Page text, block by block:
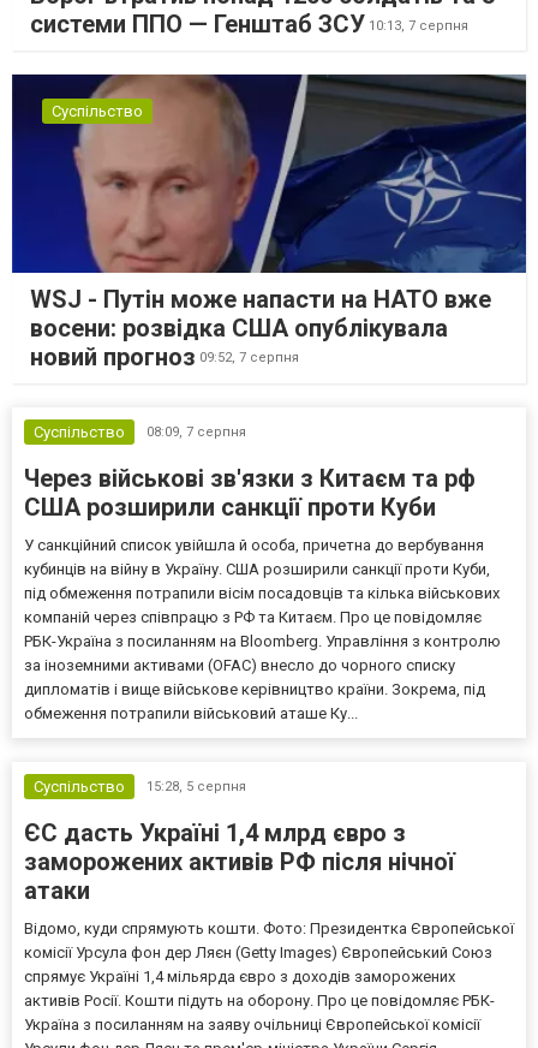
системи ППО — Генштаб ЗСУ 10:13, 7 серпня
Суспільство
WSJ - Путін може напасти на НАТО вже
восени: розвідка США опублікувала
новий прогноз 09:52, 7 серпня
Суспільство 08:09, 7 серпня
Через військові зв'язки з Китаєм та рф
США розширили санкції проти Куби
У санкційний список увійшла й особа, причетна до вербування
кубинців на війну в Україну. США розширили санкції проти Куби,
під обмеження потрапили вісім посадовців та кілька військових
компаній через співпрацю з РФ та Китаєм. Про це повідомляє
РБК-Україна з посиланням на Bloomberg. Управління з контролю
за іноземними активами (OFAC) внесло до чорного списку
дипломатів і вище військове керівництво країни. Зокрема, під
обмеження потрапили військовий аташе Ку...
Суспільство 15:28, 5 серпня
ЄС дасть Україні 1,4 млрд євро з
заморожених активів РФ після нічної
атаки
Відомо, куди спрямують кошти. Фото: Президентка Європейської
комісії Урсула фон дер Ляєн (Getty Images) Європейський Союз
спрямує Україні 1,4 мільярда євро з доходів заморожених
активів Росії. Кошти підуть на оборону. Про це повідомляє РБК-
Україна з посиланням на заяву очільниці Європейської комісії